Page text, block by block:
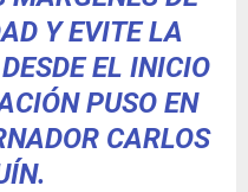
Y EVITE LA
EL INICIO
PUSO EN
CARLOS